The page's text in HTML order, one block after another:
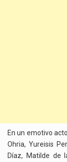
En un emotivo
Ohria, Yureisis
Díaz, Matilde de